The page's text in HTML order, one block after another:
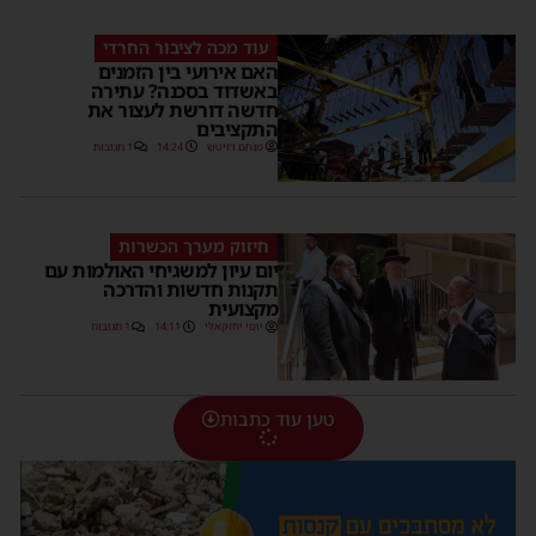
עוד מכה לציבור החרדי
האם אירועי בין הזמנים
באשדוד בסכנה? עתירה
חדשה דורשת לעצור את
התקציבים
מנחם דויטש 14:24 1 תגובות
חיזוק מערך הכשרות
יום עיון למשגיחי האולמות עם
תקנות חדשות והדרכה
מקצועית
יוסי יחזקאלי 14:11 1 תגובות
טען עוד כתבות